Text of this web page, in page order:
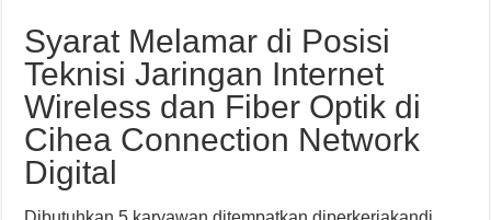
Syarat Melamar di Posisi
Teknisi Jaringan Internet
Wireless dan Fiber Optik di
Cihea Connection Network
Digital